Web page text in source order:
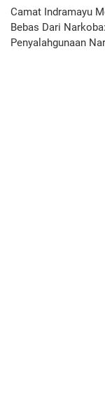
Camat Indramayu
Bebas Dari
Penyalahgunaan